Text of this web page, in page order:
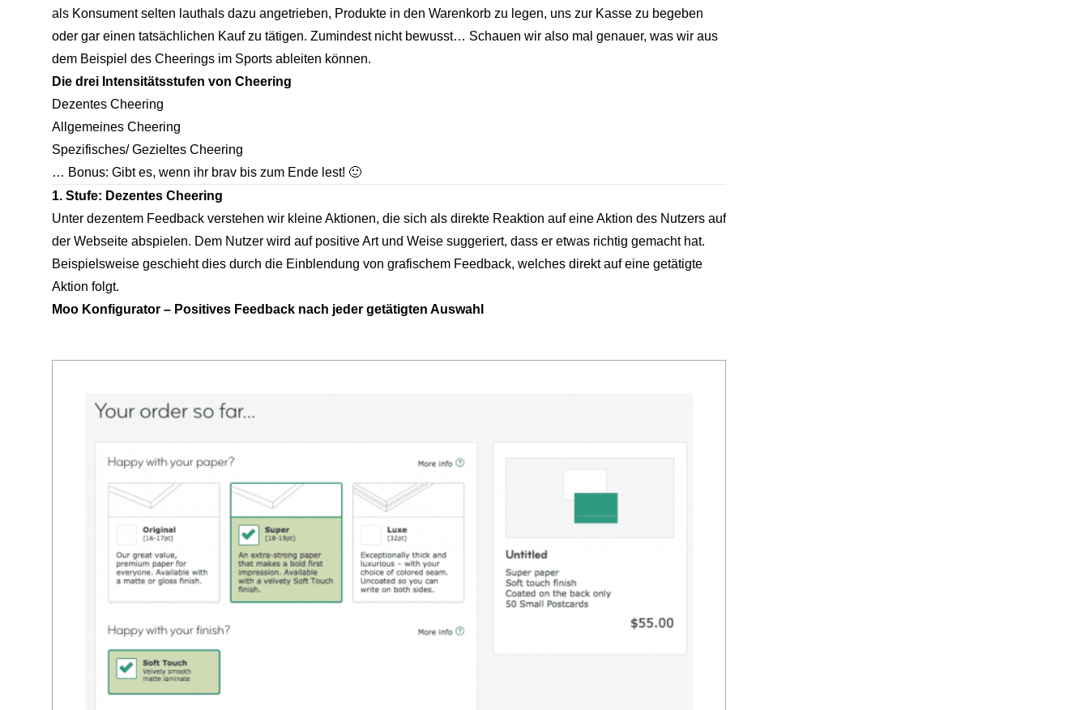
als Konsument selten lauthals dazu angetrieben, Produkte in den Warenkorb zu legen, uns zur Kasse zu begeben
oder gar einen tatsächlichen Kauf zu tätigen. Zumindest nicht bewusst… Schauen wir also mal genauer, was wir aus
dem Beispiel des Cheerings im Sports ableiten können.
Die drei Intensitätsstufen von Cheering
Dezentes Cheering
Allgemeines Cheering
Spezifisches/ Gezieltes Cheering
… Bonus: Gibt es, wenn ihr brav bis zum Ende lest! 🙂
1. Stufe: Dezentes Cheering
Unter dezentem Feedback verstehen wir kleine Aktionen, die sich als direkte Reaktion auf eine Aktion des Nutzers auf
der Webseite abspielen. Dem Nutzer wird auf positive Art und Weise suggeriert, dass er etwas richtig gemacht hat.
Beispielsweise geschieht dies durch die Einblendung von grafischem Feedback, welches direkt auf eine getätigte
Aktion folgt.
Moo Konfigurator – Positives Feedback nach jeder getätigten Auswahl